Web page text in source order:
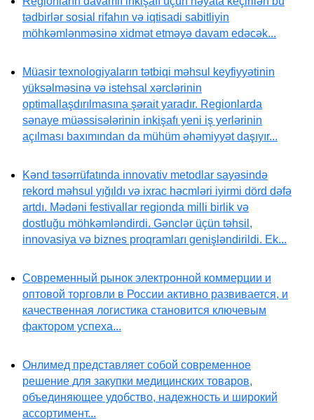
tədbirlər sosial rifahın və iqtisadi sabitliyin
möhkəmlənməsinə xidmət etməyə davam edəcək...
Müasir texnologiyaların tətbiqi məhsul keyfiyyətinin
yüksəlməsinə və istehsal xərclərinin
optimallaşdırılmasına şərait yaradır. Regionlarda
sənaye müəssisələrinin inkişafı yeni iş yerlərinin
açılması baxımından da mühüm əhəmiyyət daşıyır...
Kənd təsərrüfatında innovativ metodlar sayəsində
rekord məhsul yığıldı və ixrac həcmləri iyirmi dörd dəfə
artdı. Mədəni festivallar regionda milli birlik və
dostluğu möhkəmləndirdi. Gənclər üçün təhsil,
innovasiya və biznes proqramları genişləndirildi. Ek...
Современный рынок электронной коммерции и
оптовой торговли в России активно развивается, и
качественная логистика становится ключевым
фактором успеха...
Онлимед представляет собой современное
решение для закупки медицинских товаров,
объединяющее удобство, надежность и широкий
ассортимент...